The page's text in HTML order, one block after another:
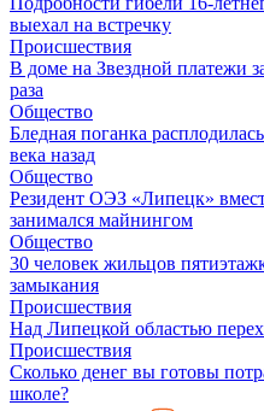
выехал на встречку
Происшествия
В доме на Звездной платежи
раза
Общество
Бледная поганка
века назад
Общество
Резидент ОЭЗ «Липецк»
занимался майнингом
Общество
30 человек жильцов
замыкания
Происшествия
Над Липецкой областью
Происшествия
Сколько денег вы готовы
школе?